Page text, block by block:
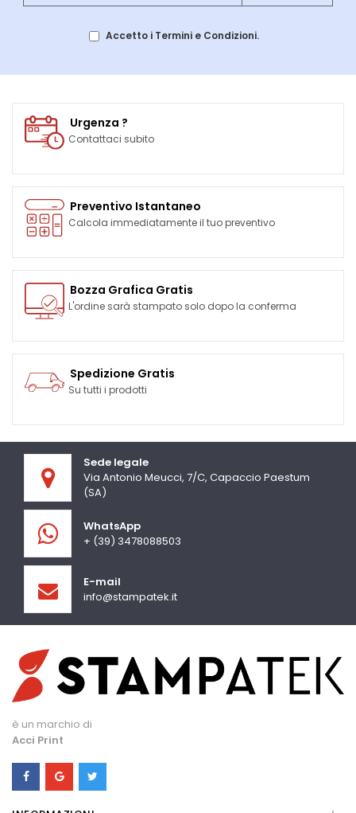
Accetto i Termini e Condizioni.
Urgenza ?
Contattaci subito
Preventivo Istantaneo
Calcola immediatamente il tuo preventivo
Bozza Grafica Gratis
L'ordine sarà stampato solo dopo la conferma
Spedizione Gratis
Su tutti i prodotti
Sede legale
Via Antonio Meucci, 7/C, Capaccio Paestum
(SA)
WhatsApp
+ (39) 3478088503
E-mail
info@stampatek.it
è un marchio di
Acci Print